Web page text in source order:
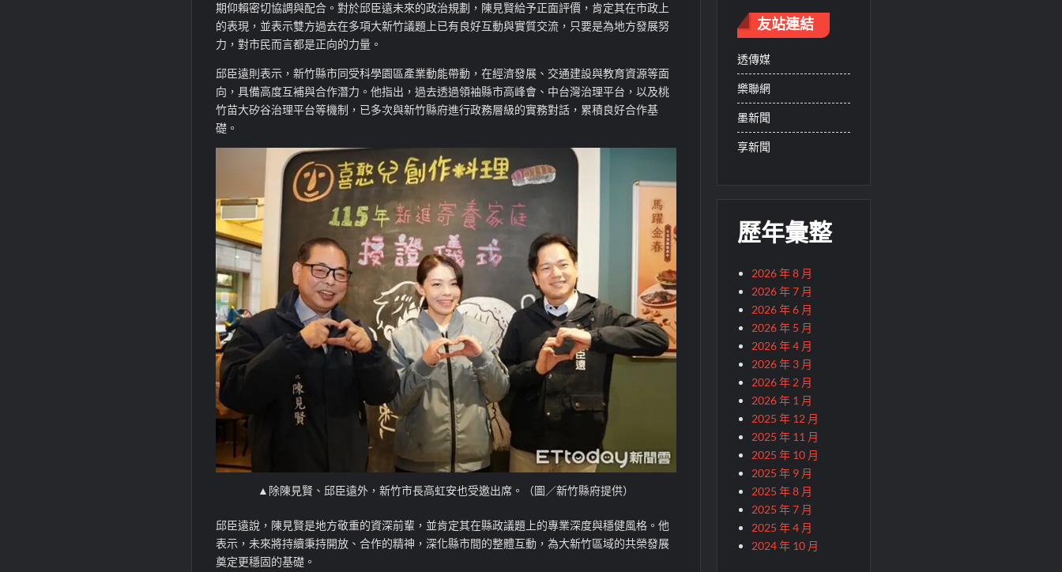
期仰賴密切協調與配合。對於邱臣遠未來的政治規劃，陳見賢給予正面評價，肯定其在市政上
的表現，並表示雙方過去在多項大新竹議題上已有良好互動與實質交流，只要是為地方發展努
力，對市民而言都是正向的力量。
邱臣遠則表示，新竹縣市同受科學園區產業動能帶動，在經濟發展、交通建設與教育資源等面
向，具備高度互補與合作潛力。他指出，過去透過領袖縣市高峰會、中台灣治理平台，以及桃
竹苗大矽谷治理平台等機制，已多次與新竹縣府進行政務層級的實務對話，累積良好合作基
礎。
▲除陳見賢、邱臣遠外，新竹市長高虹安也受邀出席。（圖／新竹縣府提供）
邱臣遠說，陳見賢是地方敬重的資深前輩，並肯定其在縣政議題上的專業深度與穩健風格。他
表示，未來將持續秉持開放、合作的精神，深化縣市間的整體互動，為大新竹區域的共榮發展
奠定更穩固的基礎。
友站連結
透傳媒
樂聯網
墨新聞
享新聞
歷年彙整
2026 年 8 月
2026 年 7 月
2026 年 6 月
2026 年 5 月
2026 年 4 月
2026 年 3 月
2026 年 2 月
2026 年 1 月
2025 年 12 月
2025 年 11 月
2025 年 10 月
2025 年 9 月
2025 年 8 月
2025 年 7 月
2025 年 4 月
2024 年 10 月